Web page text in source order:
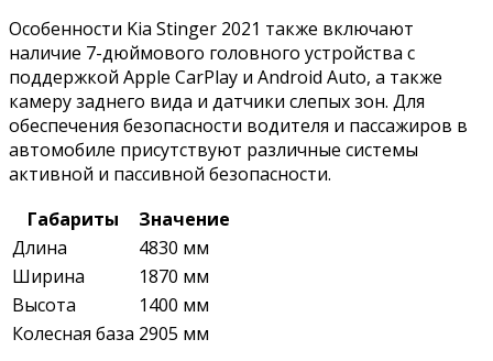
Особенности Kia Stinger 2021 также включают
наличие 7-дюймового головного устройства с
поддержкой Apple CarPlay и Android Auto, а также
камеру заднего вида и датчики слепых зон. Для
обеспечения безопасности водителя и пассажиров в
автомобиле присутствуют различные системы
активной и пассивной безопасности.
Габариты
Значение
Длина
4830 мм
Ширина
1870 мм
Высота
1400 мм
Колесная база 2905 мм